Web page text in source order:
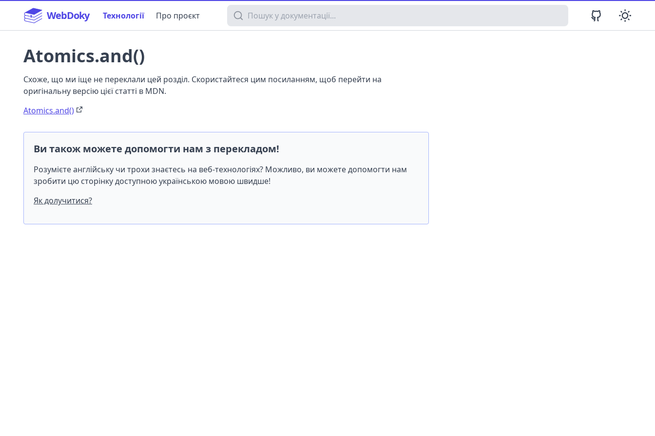
WebDoky Технології Про проєкт Пошук у документації
Atomics.and()
Схоже, що ми іще не переклали цей розділ. Скористайтеся цим посиланням, щоб перейти на
оригінальну версію цієї статті в MDN.
Atomics.and()
Ви також можете допомогти нам з перекладом!
Розумієте англійську чи трохи знаєтесь на веб-технологіях? Можливо, ви можете допомогти нам
зробити цю сторінку доступною українською мовою швидше!
Як долучитися?